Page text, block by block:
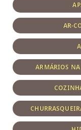
AR-
ARMÁRIOS